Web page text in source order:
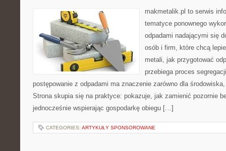
makmetalik.pl to serwis
tematyce ponownego
odpadami nadającymi się
osób i firm, które chcą
metali, jak przygotować
przebiega proces
postępowanie z odpadami ma znaczenie zarówno dla
Strona skupia się na praktyce: pokazuje, jak zamienić pozornie
jednocześnie wspierając gospodarkę obiegu […]
CATEGORIES: ARTYKUŁY SPONSOROWANE